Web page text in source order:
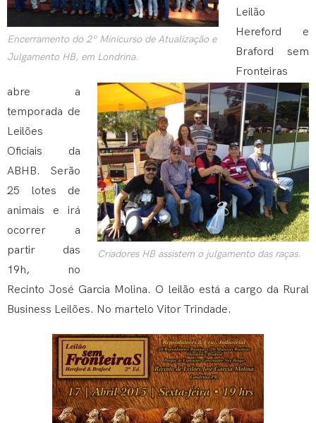
Encerramento do 2º Minicurso de Atualização e
Julgamento HB, em Londrina.
Criadores HB assistem o julgamento das raças.
Leilão
Hereford e
Braford sem
Fronteiras
abre a
temporada de
Leilões
Oficiais da
ABHB. Serão
25 lotes de
animais e irá
ocorrer a
partir das
19h, no
Recinto José Garcia Molina. O leilão está a cargo da Rural
Business Leilões. No martelo Vitor Trindade.